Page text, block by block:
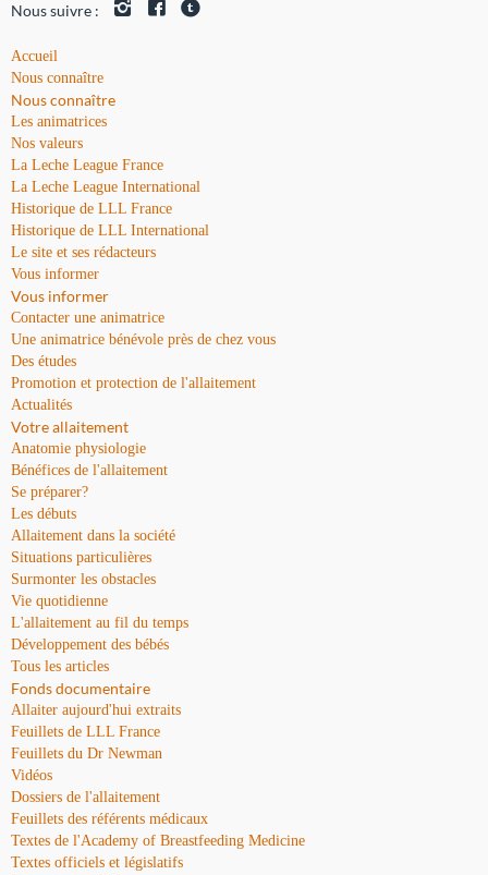
Nous suivre :
Accueil
Nous connaître
Nous connaître
Les animatrices
Nos valeurs
La Leche League France
La Leche League International
Historique de LLL France
Historique de LLL International
Le site et ses rédacteurs
Vous informer
Vous informer
Contacter une animatrice
Une animatrice bénévole près de chez vous
Des études
Promotion et protection de l'allaitement
Actualités
Votre allaitement
Anatomie physiologie
Bénéfices de l'allaitement
Se préparer?
Les débuts
Allaitement dans la société
Situations particulières
Surmonter les obstacles
Vie quotidienne
L'allaitement au fil du temps
Développement des bébés
Tous les articles
Fonds documentaire
Allaiter aujourd'hui extraits
Feuillets de LLL France
Feuillets du Dr Newman
Vidéos
Dossiers de l'allaitement
Feuillets des référents médicaux
Textes de l'Academy of Breastfeeding Medicine
Textes officiels et législatifs